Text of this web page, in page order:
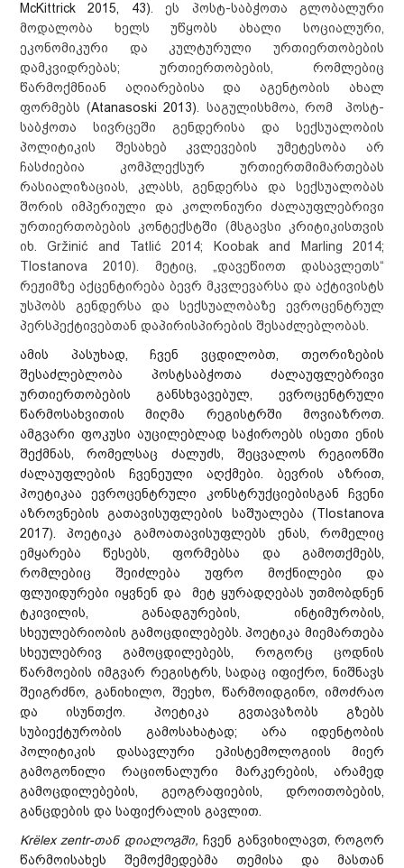
McKittrick 2015, 43) . ეს პოსტ-საბჭოთა გლობალური
მოდალობა ხელს უწყობს ახალი სოციალური,
ეკონომიკური და კულტურული ურთიერთობების
დამკვიდრებას; ურთიერთობების, რომლებიც
წარმოქმნიან აღიარებისა და აგენტობის ახალ
ფორმებს (Atanasoski 2013) . საგულისხმოა, რომ პოსტ-
საბჭოთა სივრცეში გენდერისა და სექსუალობის
პოლიტიკის შესახებ კვლევების უმეტესობა არ
ჩასძიებია კომპლექსურ ურთიერთმიმართებას
რასიალიზაციას, კლასს, გენდერსა და სექსუალობას
შორის იმპერიული და კოლონიური ძალაუფლებრივი
ურთიერთობების კონტექსტში (მსგავსი კრიტიკისთვის
იხ.Gržinić and Tatlić 2014; Koobak and Marling 2014;
Tlostanova 2010). მეტიც, „დავეწიოთ დასავლეთს“
რეჟიმზე აქცენტირება ბევრ მკვლევარსა და აქტივისტს
უსპობს გენდერსა და სექსუალობაზე ევროცენტრულ
პერსპექტივებთან დაპირისპირების შესაძლებლობას.
ამის პასუხად, ჩვენ ვცდილობთ, თეორიზების
შესაძლებლობა პოსტსაბჭოთა ძალაუფლებრივი
ურთიერთობების განსხვავებულ, ევროცენტრული
წარმოსახვითის მიღმა რეგისტრში მოვიაზროთ.
ამგვარი ფოკუსი აუცილებლად საჭიროებს ისეთი ენის
შექმნას, რომელსაც ძალუძს, შეცვალოს რეგიონში
ძალაუფლების ჩვენეული აღქმები. ბევრის აზრით,
პოეტიკაა ევროცენტრული კონსტრუქციებისგან ჩვენი
აზროვნების გათავისუფლების საშუალება (Tlostanova
2017). პოეტიკა გამოათავისუფლებს ენას, რომელიც
ემყარება წესებს, ფორმებსა და გამოთქმებს,
რომლებიც შეიძლება უფრო მოქნილები და
ფლუიდურები იყვნენ და მეტ ყურადღებას უთმობდნენ
ტკივილის, განადგურების, ინტიმურობის,
სხეულებრიობის გამოცდილებებს. პოეტიკა მიემართება
სხეულებრივ გამოცდილებებს, როგორც ცოდნის
წარმოების იმგვარ რეგისტრს, სადაც იფიქრო, ნიშნავს
შეიგრძნო, განიხილო, შეეხო, წარმოიდგინო, იმოძრაო
და ისუნთქო. პოეტიკა გვთავაზობს გზებს
სუბიექტურობის გამოსახატად; არა იდენტობის
პოლიტიკის დასავლური ეპისტემოლოგიის მიერ
გამოგონილი რაციონალური მარკერების, არამედ
გამოცდილებების, გეოგრაფიების, დროითობების,
განცდების და საფიქრალის გავლით.
Krёlex zentr-თან დიალოგში,ჩვენ განვიხილავთ, როგორ
წარმოისახეს შემოქმედებმა თემისა და მასთან